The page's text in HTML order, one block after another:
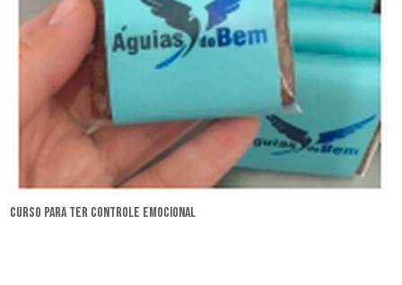
curso para ter controle emocional